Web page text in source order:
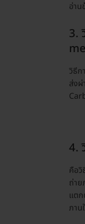
อ่าน
3.
วิธีก
ส่งผ่
4.
คือ
ถ่า
แต
ภาน